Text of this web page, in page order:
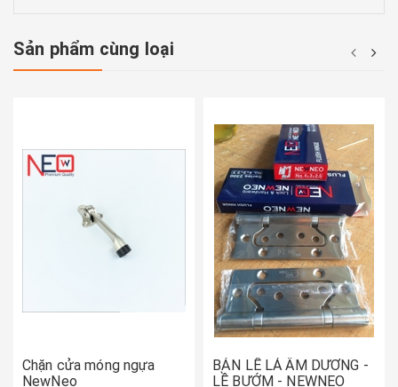
Sản phẩm cùng loại
Chặn cửa móng ngựa
NewNeo
BẢN LỀ LÁ ÂM DƯƠNG -
LỀ BƯỚM - NEWNEO